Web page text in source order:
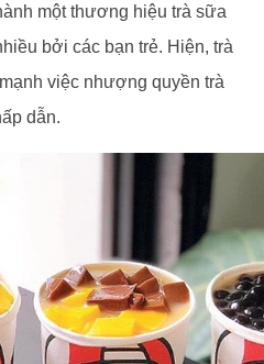
một thương hiệu trà sữa
bởi các bạn trẻ. Hiện, trà
việc nhượng quyền trà
dẫn.